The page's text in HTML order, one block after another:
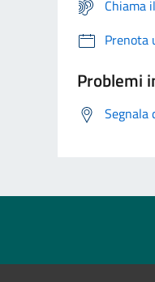
Chiama
Prenota
Problemi
Segnala